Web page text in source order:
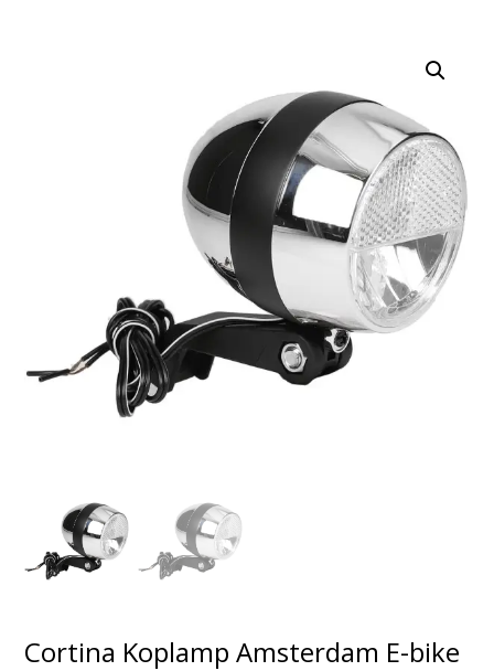
Cortina Koplamp Amsterdam E-bike